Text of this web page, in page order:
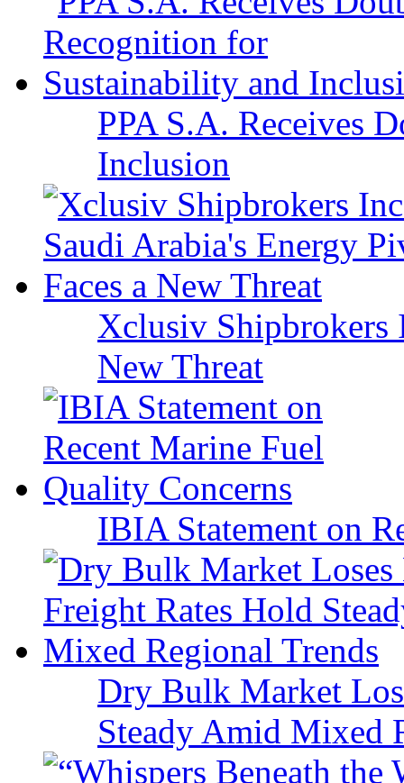
PPA S.A. Receives
Inclusion
Xclusiv Shipbrokers
New Threat
IBIA Statement on
Dry Bulk Market
Steady Amid Mixed